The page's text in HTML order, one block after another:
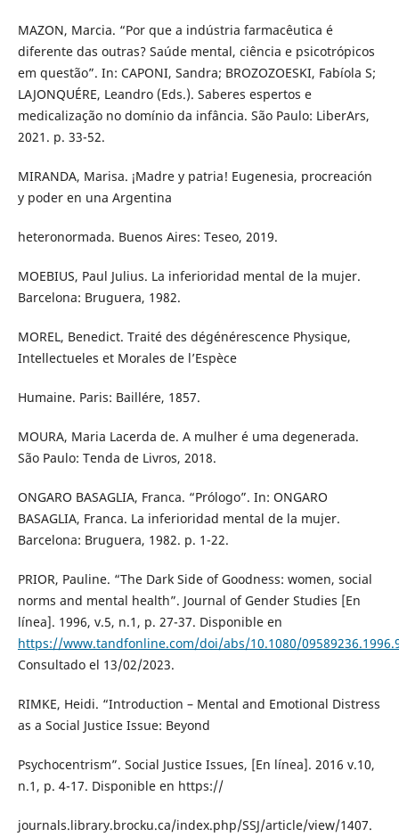
MAZON, Marcia. “Por que a indústria farmacêutica é
diferente das outras? Saúde mental, ciência e psicotrópicos
em questão”. In: CAPONI, Sandra; BROZOZOESKI, Fabíola S;
LAJONQUÉRE, Leandro (Eds.). Saberes espertos e
medicalização no domínio da infância. São Paulo: LiberArs,
2021. p. 33-52.
MIRANDA, Marisa. ¡Madre y patria! Eugenesia, procreación
y poder en una Argentina
heteronormada. Buenos Aires: Teseo, 2019.
MOEBIUS, Paul Julius. La inferioridad mental de la mujer.
Barcelona: Bruguera, 1982.
MOREL, Benedict. Traité des dégénérescence Physique,
Intellectueles et Morales de l’Espèce
Humaine. Paris: Baillére, 1857.
MOURA, Maria Lacerda de. A mulher é uma degenerada.
São Paulo: Tenda de Livros, 2018.
ONGARO BASAGLIA, Franca. “Prólogo”. In: ONGARO
BASAGLIA, Franca. La inferioridad mental de la mujer.
Barcelona: Bruguera, 1982. p. 1-22.
PRIOR, Pauline. “The Dark Side of Goodness: women, social
norms and mental health”. Journal of Gender Studies [En
línea]. 1996, v.5, n.1, p. 27-37. Disponible en
https://www.tandfonline.com/doi/abs/10.1080/
Consultado el 13/02/2023.
RIMKE, Heidi. “Introduction – Mental and Emotional Distress
as a Social Justice Issue: Beyond
Psychocentrism”. Social Justice Issues, [En línea]. 2016 v.10,
n.1, p. 4-17. Disponible en https://
journals.library.brocku.ca/index.php/SSJ/article/view/1407.